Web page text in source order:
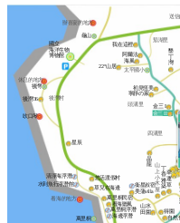
送信
寧靜の家
太平國小
茄湖里
晶
龍
四溝里
辦喜宴的地方
龜山
國立
海洋生物
博物館
休息的地方
後灣
後灣36 後灣村
吹口琴
星辰
丁
香
雅
築
水到魚行浮潛館
看海的地方
萬里桐
悠活渡假村
萬里桐民宿
萬里桐浮潛
海邊浮潛
墾
丁
灣
清淨海浮潛
初見恆美
美蒲villa
山水
田園
草兒在海邊
幸
運
草
22°山居
阿爾法
得園
看海聽風
山
上
小
木
屋
自然
金三 I
金三 II
頭溝里
海風
衞星叔宿
我在這裡